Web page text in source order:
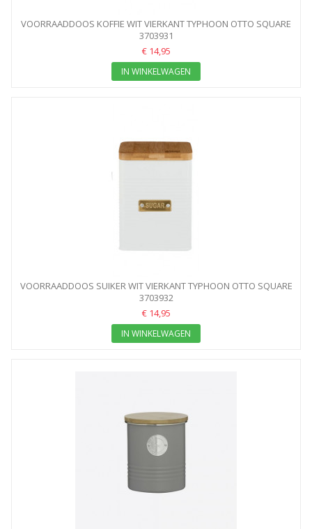
VOORRAADDOOS KOFFIE WIT VIERKANT TYPHOON OTTO SQUARE
3703931
€ 14,95
IN WINKELWAGEN
VOORRAADDOOS SUIKER WIT VIERKANT TYPHOON OTTO SQUARE
3703932
€ 14,95
IN WINKELWAGEN